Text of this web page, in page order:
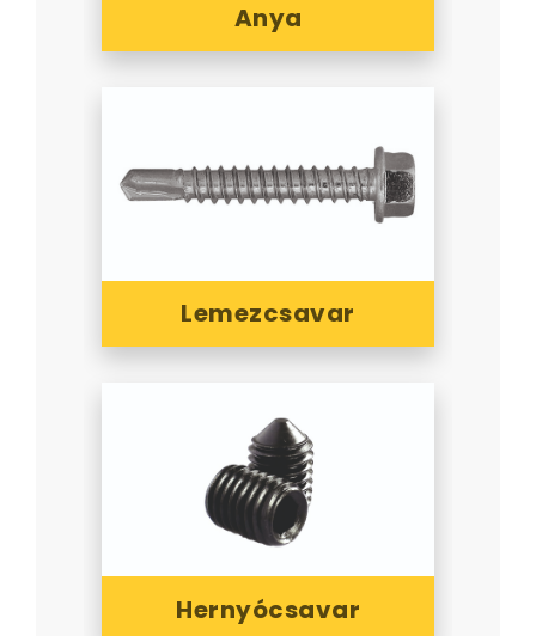
Anya
Lemezcsavar
Hernyócsavar